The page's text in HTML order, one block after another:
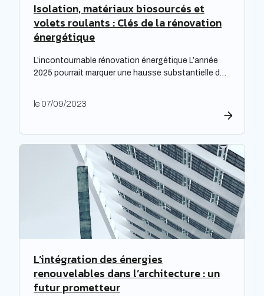
Isolation, matériaux biosourcés et
volets roulants : Clés de la rénovation
énergétique
L’incontournable rénovation énergétique L’année
2025 pourrait marquer une hausse substantielle des
deviennent alors essentiels pour les propriétaires
tarifs de l’électricité. Cette initiative est
particulièrement cruciale pour les logements
qualifiés de passoires thermiques, qui connaissent
d’importants […]
le 07/09/2023
L’intégration des énergies
renouvelables dans l’architecture : un
futur prometteur